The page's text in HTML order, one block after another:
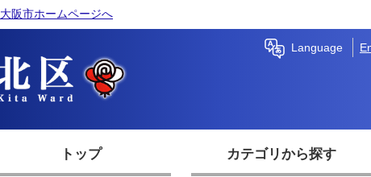
大阪市ホームページへ
Language
トップ カテゴリから探す